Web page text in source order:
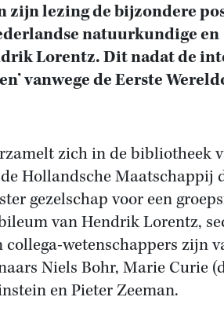
lezing de bijzondere
natuurkundige en
Lorentz. Dit nadat de
vanwege de Eerste
zich in de bibliotheek
Hollandsche Maatschappij
gezelschap voor een
van Hendrik Lorentz,
wetenschappers zijn
Niels Bohr, Marie Curie
en Pieter Zeeman.